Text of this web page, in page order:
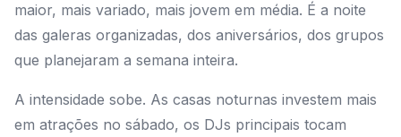
maior, mais variado, mais jovem em média. É a noite
das galeras organizadas, dos aniversários, dos grupos
que planejaram a semana inteira.
A intensidade sobe. As casas noturnas investem mais
em atrações no sábado, os DJs principais tocam